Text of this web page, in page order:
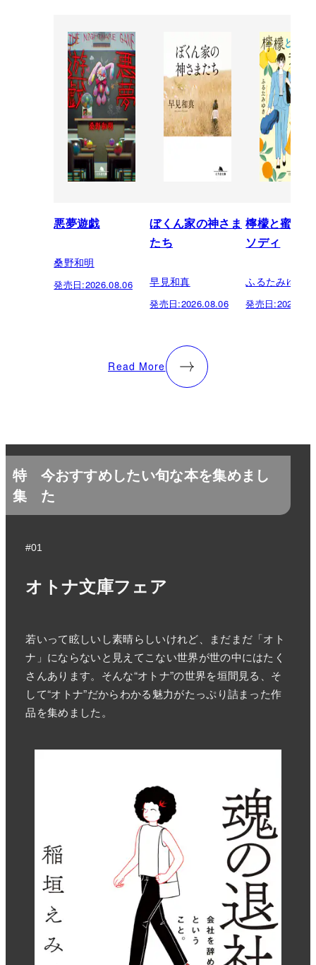
悪夢遊戯
桑野和明
発売日:2026.08.06
ぼくん家の神さま
たち
早見和真
発売日:2026.08.06
檸檬と蜜柑
ソディ
ふるたみゆき
発売日:
Read More
特
集
今おすすめしたい旬な本を集めまし
た
#01
オトナ文庫フェア
若いって眩しいし素晴らしいけれど、まだまだ「オト
ナ」にならないと見えてこない世界が世の中にはたく
さんあります。そんな“オトナ”の世界を垣間見る、そ
して“オトナ”だからわかる魅力がたっぷり詰まった作
品を集めました。